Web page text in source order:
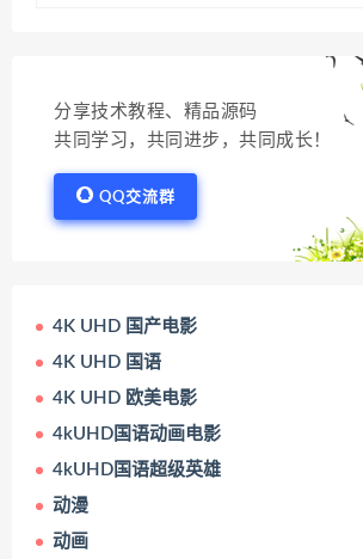
分享技术教程、精品源码
共同学习，共同进步，共同成长！
QQ交流群
4K UHD 国产电影
4K UHD 国语
4K UHD 欧美电影
4kUHD国语动画电影
4kUHD国语超级英雄
动漫
动画